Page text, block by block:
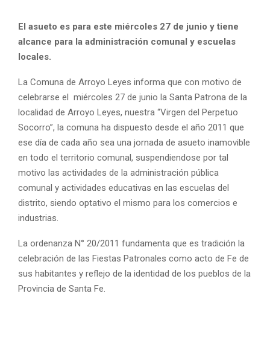
El asueto es para este miércoles 27 de junio y tiene
alcance para la administración comunal y escuelas
locales.
La Comuna de Arroyo Leyes informa que con motivo de
celebrarse el miércoles 27 de junio la Santa Patrona de la
localidad de Arroyo Leyes, nuestra “Virgen del Perpetuo
Socorro”, la comuna ha dispuesto desde el año 2011 que
ese día de cada año sea una jornada de asueto inamovible
en todo el territorio comunal, suspendiendose por tal
motivo las actividades de la administración pública
comunal y actividades educativas en las escuelas del
distrito, siendo optativo el mismo para los comercios e
industrias.
La ordenanza N° 20/2011 fundamenta que es tradición la
celebración de las Fiestas Patronales como acto de Fe de
sus habitantes y reflejo de la identidad de los pueblos de la
Provincia de Santa Fe.